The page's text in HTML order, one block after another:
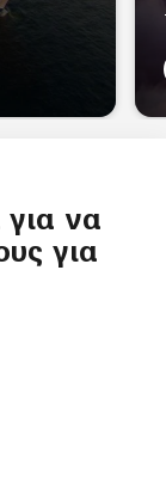
για να
για